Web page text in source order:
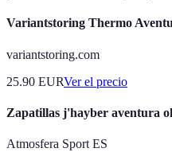
Variantstoring Thermo
variantstoring.com
25.90 EURVer el precio
Zapatillas j'hayber aventura
Atmosfera Sport ES